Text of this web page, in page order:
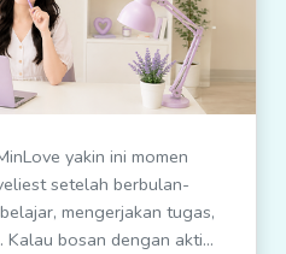
yakin ini momen
setelah berbulan-
mengerjakan tugas,
bosan dengan akti...